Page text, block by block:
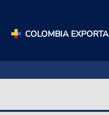
COLOMBIA EXPORTA